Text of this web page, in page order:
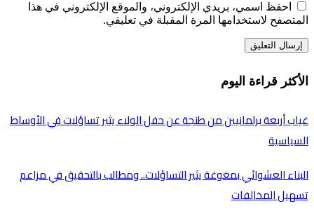
احفظ اسمي، بريدي الإلكتروني، والموقع الإلكتروني في هذا
المتصفح لاستخدامها المرة المقبلة في تعليقي.
الأكثر قراءة اليوم
غياب أربعة برلمانيين من طنجة عن حفل الولاء يثير تساؤلات في الأوساط
السياسية
البناء العشوائي بمغوغة يثير التساؤلات.. ومطالب بالتحقيق في مزاعم
تسهيل المخالفات